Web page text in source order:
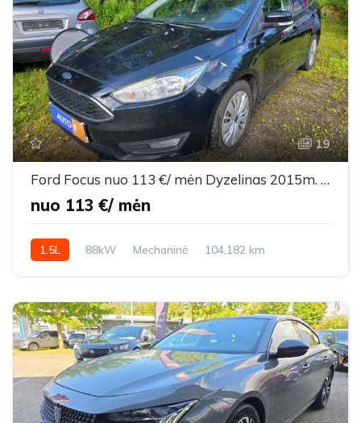
19
Ford Focus nuo 113 €/ mėn Dyzelinas 2015m. Universalas Mechaninė
nuo 113 €/ mėn
1.5L 88kW Mechaninė
104,182 km